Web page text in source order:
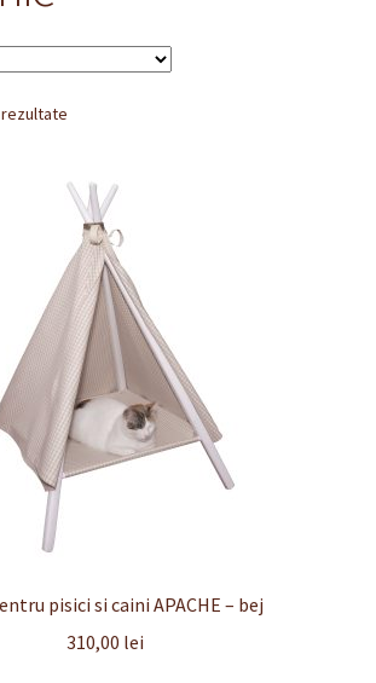
cu privire la prelucrarea
personal
uri
si returnari
pisici si caini APACHE – bej
310,00 lei